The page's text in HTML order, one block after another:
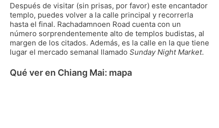
Después de visitar (sin prisas, por favor) este encantador
templo, puedes volver a la calle principal y recorrerla
hasta el final. Rachadamnoen Road cuenta con un
número sorprendentemente alto de templos budistas, al
margen de los citados. Además, es la calle en la que tiene
lugar el mercado semanal llamado Sunday Night Market.
Qué ver en Chiang Mai: mapa